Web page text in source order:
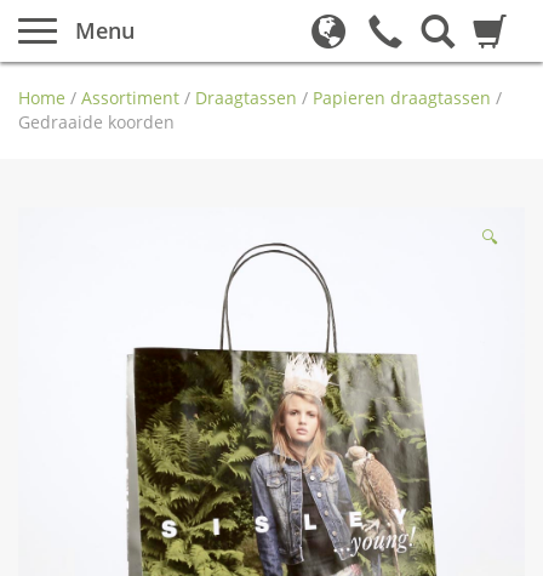
Menu
Home / Assortiment / Draagtassen / Papieren draagtassen /
Gedraaide koorden
🔍